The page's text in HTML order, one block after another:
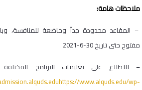
ملاحظات هامة:
– المقاعد محدودة جداً وخاضعة للمنافسة،
مفتوح حتى تاريخ 30-6-2021
– للاطلاع على تعليمات البرنامج
www.alquds.edu/wp-